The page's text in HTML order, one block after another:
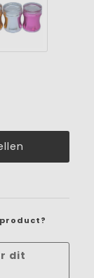
dit